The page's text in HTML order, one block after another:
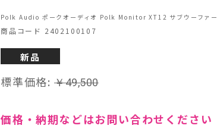
プロジェクター・スクリーン
Polk Audio ポークオーディオ Polk Monitor XT12 サブウーファー
商品コード 2402100107
新品
標準価格: ￥49,500
価格・納期などはお問い合わせください